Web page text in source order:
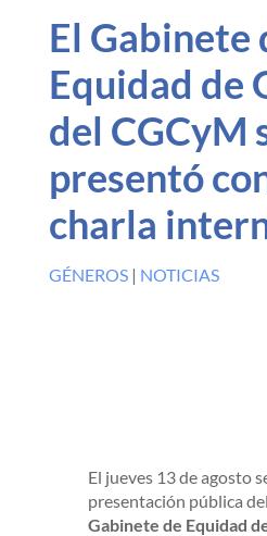
El Gabinete
Equidad de
del CGCyM
presentó
charla
GÉNEROS| NOTICIAS
El jueves 13 de agosto
presentación pública
Gabinete de Equidad